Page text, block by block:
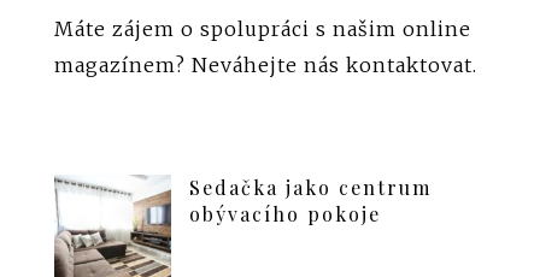
Máte zájem o spolupráci s našim online
magazínem? Neváhejte nás kontaktovat.
Sedačka jako centrum
obývacího pokoje